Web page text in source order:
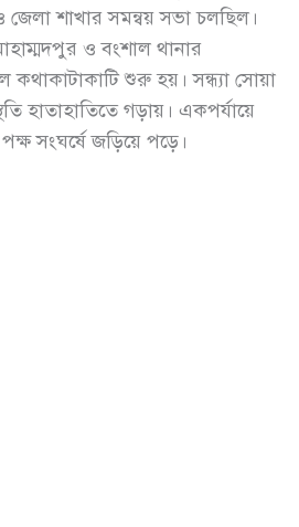
শাখার সমন্বয় সভা চলছিল।
ও বংশাল থানার
কথাকাটাকাটি শুরু হয়। সন্ধ্যা সোয়া
হাতাহাতিতে গড়ায়। একপর্যায়ে
সংঘর্ষে জড়িয়ে পড়ে।